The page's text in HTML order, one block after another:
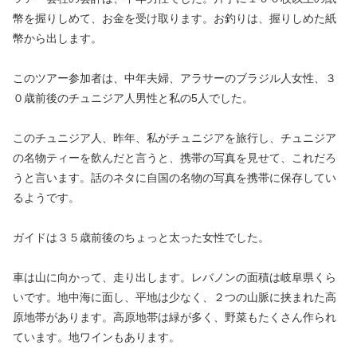
幣を握りしめて、お金を受け取ります。お釣りは、握りしめた紙
幣から出します。
このツアー参加者は、中年夫婦、アラサーのブラジル人女性、３
０歳前後のチュニジア人男性と私の5人でした。
このチュニジア人、昨年、私がチュニジアを旅行し、チュニジア
の名物ティーを飲んだと言うと、携帯の写真を見せて、これだろ
うと言います。話のネタに自国の名物の写真を携帯に保存してい
るようです。
ガイドは３５歳前後のちょっと太った女性でした。
車は山に向かって、走り出します。レバノンの面積は岐阜県くら
いです。地中海に面し、平地は少なく、２つの山脈に挟まれた高
原地帯があります。高原地帯は緑が多く、野菜もたくさん作られ
ています。地ワインもあります。